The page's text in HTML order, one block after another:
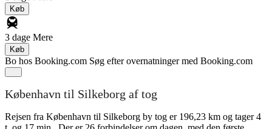
Køb
3 dage Mere
Køb
Bo hos Booking.com Søg efter overnatninger med Booking.com
København til Silkeborg af tog
Rejsen fra København til Silkeborg by tog er 196,23 km og tager 4